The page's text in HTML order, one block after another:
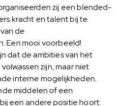
zij een blended-
kracht en talent bij te
de
Een mooi voorbeeld!
dat de ambities van het
zijn, maar niet
interne mogelijkheden.
middelen of een
een andere positie hoort.